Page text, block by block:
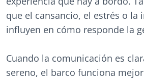
que el cansancio, el estrés o la
influyen en cómo responde la
Cuando la comunicación es
sereno, el barco funciona